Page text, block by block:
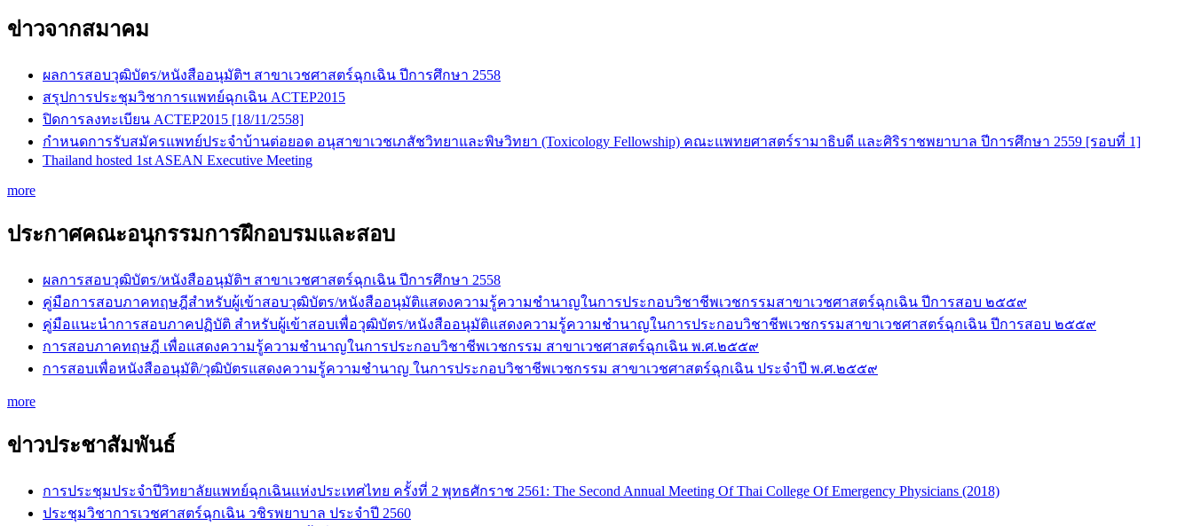
ข่าวจากสมาคม
ผลการสอบวุฒิบัตร/หนังสืออนุมัติฯ สาขาเวชศาสตร์ฉุกเฉิน ปีการศึกษา 2558
สรุปการประชุมวิชาการแพทย์ฉุกเฉิน ACTEP2015
ปิดการลงทะเบียน ACTEP2015 [18/11/2558]
กำหนดการรับสมัครแพทย์ประจำบ้านต่อยอด อนุสาขาเวชเภสัชวิทยาและพิษวิทยา (Toxicology Fellowship) คณะแพทยศาสตร์รามาธิบดี และศิริราชพยาบาล ปีการศึกษา 2559 [รอบที่ 1]
Thailand hosted 1st ASEAN Executive Meeting
more
ประกาศคณะอนุกรรมการฝึกอบรมและสอบ
ผลการสอบวุฒิบัตร/หนังสืออนุมัติฯ สาขาเวชศาสตร์ฉุกเฉิน ปีการศึกษา 2558
คู่มือการสอบภาคทฤษฎีสำหรับผู้เข้าสอบวุฒิบัตร/หนังสืออนุมัติแสดงความรู้ความชำนาญในการประกอบวิชาชีพเวชกรรมสาขาเวชศาสตร์ฉุกเฉิน ปีการสอบ ๒๕๕๙
คู่มือแนะนำการสอบภาคปฏิบัติ สำหรับผู้เข้าสอบเพื่อวุฒิบัตร/หนังสืออนุมัติแสดงความรู้ความชำนาญในการประกอบวิชาชีพเวชกรรมสาขาเวชศาสตร์ฉุกเฉิน ปีการสอบ ๒๕๕๙
การสอบภาคทฤษฎี เพื่อแสดงความรู้ความชำนาญในการประกอบวิชาชีพเวชกรรม สาขาเวชศาสตร์ฉุกเฉิน พ.ศ.๒๕๕๙
การสอบเพื่อหนังสืออนุมัติ/วุฒิบัตรแสดงความรู้ความชำนาญ ในการประกอบวิชาชีพเวชกรรม สาขาเวชศาสตร์ฉุกเฉิน ประจำปี พ.ศ.๒๕๕๙
more
ข่าวประชาสัมพันธ์
การประชุมประจำปีวิทยาลัยแพทย์ฉุกเฉินแห่งประเทศไทย ครั้งที่ 2 พุทธศักราช 2561: The Second Annual Meeting Of Thai College Of Emergency Physicians (2018)
ประชุมวิชาการเวชศาสตร์ฉุกเฉิน วชิรพยาบาล ประจำปี 2560